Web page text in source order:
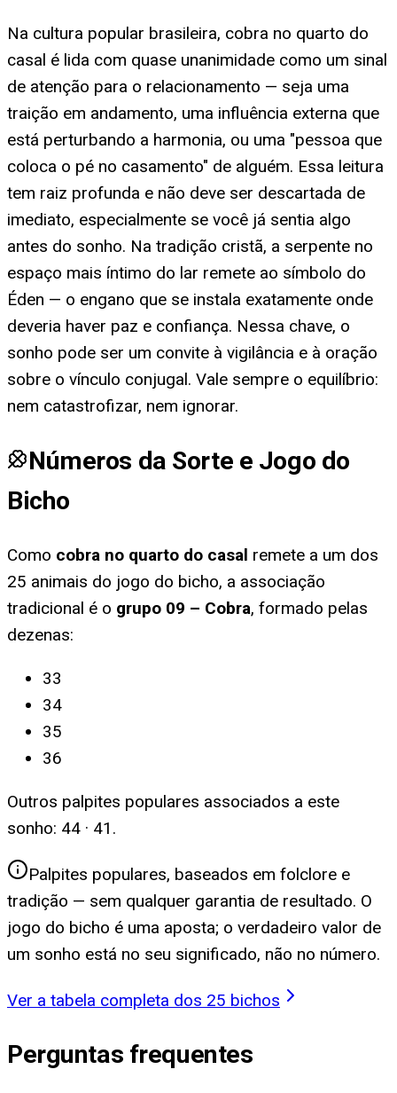
Na cultura popular brasileira, cobra no quarto do
casal é lida com quase unanimidade como um sinal
de atenção para o relacionamento — seja uma
traição em andamento, uma influência externa que
está perturbando a harmonia, ou uma "pessoa que
coloca o pé no casamento" de alguém. Essa leitura
tem raiz profunda e não deve ser descartada de
imediato, especialmente se você já sentia algo
antes do sonho. Na tradição cristã, a serpente no
espaço mais íntimo do lar remete ao símbolo do
Éden — o engano que se instala exatamente onde
deveria haver paz e confiança. Nessa chave, o
sonho pode ser um convite à vigilância e à oração
sobre o vínculo conjugal. Vale sempre o equilíbrio:
nem catastrofizar, nem ignorar.
Números da Sorte e Jogo do
Bicho
Como cobra no quarto do casal remete a um dos
25 animais do jogo do bicho, a associação
tradicional é o grupo 09 – Cobra, formado pelas
dezenas:
33
34
35
36
Outros palpites populares associados a este
sonho: 44 · 41 .
Palpites populares, baseados em folclore e
tradição — sem qualquer garantia de resultado. O
jogo do bicho é uma aposta; o verdadeiro valor de
um sonho está no seu significado, não no número.
Ver a tabela completa dos 25 bichos
Perguntas frequentes